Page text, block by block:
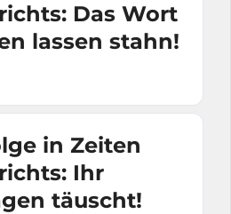
Das Wort
lassen stahn!
in Zeiten
Ihr
täuscht!